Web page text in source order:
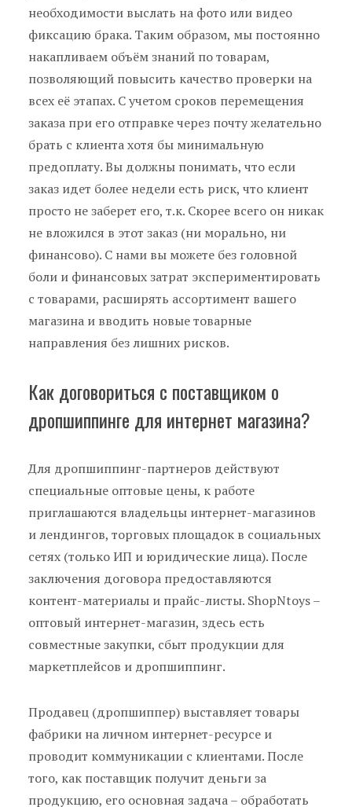
необходимости выслать на фото или видео
фиксацию брака. Таким образом, мы постоянно
накапливаем объём знаний по товарам,
позволяющий повысить качество проверки на
всех её этапах. С учетом сроков перемещения
заказа при его отправке через почту желательно
брать с клиента хотя бы минимальную
предоплату. Вы должны понимать, что если
заказ идет более недели есть риск, что клиент
просто не заберет его, т.к. Скорее всего он никак
не вложился в этот заказ (ни морально, ни
финансово). С нами вы можете без головной
боли и финансовых затрат экспериментировать
с товарами, расширять ассортимент вашего
магазина и вводить новые товарные
направления без лишних рисков.
Как договориться с поставщиком о
дропшиппинге для интернет магазина?
Для дропшиппинг-партнеров действуют
специальные оптовые цены, к работе
приглашаются владельцы интернет-магазинов
и лендингов, торговых площадок в социальных
сетях (только ИП и юридические лица). После
заключения договора предоставляются
контент-материалы и прайс-листы. ShopNtoys –
оптовый интернет-магазин, здесь есть
совместные закупки, сбыт продукции для
маркетплейсов и дропшиппинг.
Продавец (дропшиппер) выставляет товары
фабрики на личном интернет-ресурсе и
проводит коммуникации с клиентами. После
того, как поставщик получит деньги за
продукцию, его основная задача – обработать